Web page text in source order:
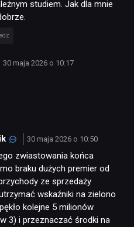
studiem. Jak dla mnie
30 maja 2026 o 10:17
30 maja 2026 o 10:50
zwiastowania końca
braku dużych premier od
ze sprzedaży
wskaźniki na zielono
kolejne 5 milionów
3) i przeznaczać środki na